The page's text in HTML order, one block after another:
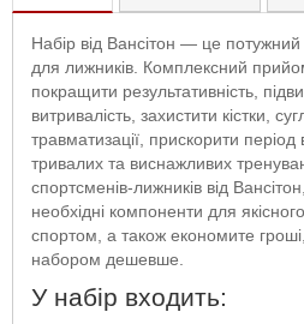
Набір від Вансітон — це
для лижників. Комплексний
покращити результативність,
витривалість, захистити кістки,
травматизації, прискорити період
тривалих та виснажливих
спортсменів-лижників від
необхідні компоненти для
спортом, а також економите гроші,
набором дешевше.
У набір входить: